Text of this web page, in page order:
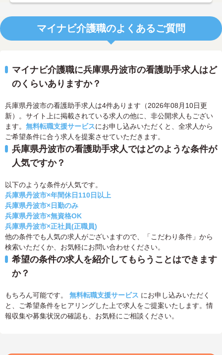
マイナビ介護職のよくあるご質問
マイナビ介護職に兵庫県丹波市の看護助手求人はど
のくらいありますか？
兵庫県丹波市の看護助手求人は4件あります（2026年08月10日更
新）。サイト上に掲載されている求人の他に、非公開求人もござい
ます。 無料転職支援サービスにお申し込みいただくと、全求人から
ご希望条件に合う求人を提案させていただきます。
兵庫県丹波市の看護助手求人ではどのような条件が
人気ですか？
以下のような条件が人気です。
兵庫県丹波市×年間休日110日以上
兵庫県丹波市×日勤のみ
兵庫県丹波市×無資格OK
兵庫県丹波市×正社員(正職員)
他の条件でも人気の求人がございますので、「こだわり条件」から
検索いただくか、お気軽にお問い合わせください。
希望の条件の求人を紹介してもらうことはできます
か？
もちろん可能です。 無料転職支援サービス にお申し込みいただく
と、ご希望条件をヒアリングした上で求人をご提案いたします。情
報収集や募集状況の確認も、お気軽にご相談ください。